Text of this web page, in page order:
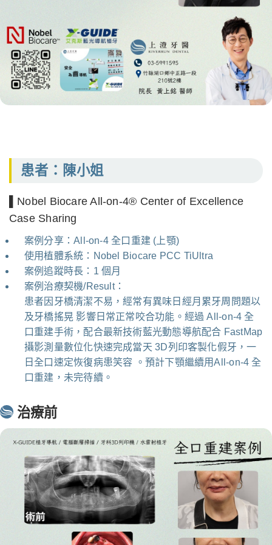
患者：陳小姐
▌Nobel Biocare All-on-4® Center of Excellence
Case Sharing
案例分享：All-on-4 全口重建 (上顎)
使用植體系統：Nobel Biocare PCC TiUltra
案例追蹤時長：1 個月
案例治療契機/Result：
患者因牙橋清潔不易，經常有異味日經月累牙周問題以
及牙橋搖晃 影響日常正常咬合功能。經過 All-on-4 全
口重建手術，配合最新技術藍光動態導航配合 FastMap
攝影測量數位化快速完成當天 3D列印客製化假牙，一
日全口速定恢復病患笑容 。預計下顎繼續用All-on-4 全
口重建，未完待續。
治療前